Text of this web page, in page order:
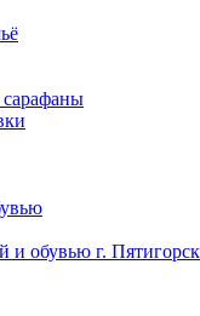
и обувью г. Пятигорск